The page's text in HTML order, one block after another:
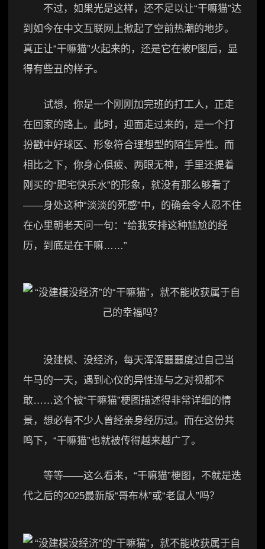
不过，如果光是这样，还不足以让“干嘛猫”达
到如今在中文互联网上掀起了空前热潮的地步。
真正让“干嘛猫”火起来的，还是它在被P图后，显
得有些丑的样子。
试想，你是一个刚刚加完班的打工人，正走
在回家的路上。此时，迎面走过来的，是一个打
扮戳中好球区、形象符合理想型的陌生异性。而
相比之下，你身心俱疲、两眼无神，手里还提着
刚买的“肥宅快乐水”的形象，就没有那么够看了
——身处这种“淡淡的死感”中，的确会令人忍不住
在心里朝老天问一句：“给我安排这种尴尬的经
历，到底是在干嘛……”
没建模、没经济，每天浑浑噩噩度过自己当
牛马的一天，遇到心仪的异性连与之对视都不
敢……这个被“干嘛猫”梗图描述得非常详细的情
景，想必有不少人曾经亲身经历过。而在这份共
鸣下，“干嘛猫”也就被传得越来越广了。
等等——这么看来，“干嘛猫”梗图，不就是迭
代之后的2025最新版“哥布林”或“老鼠人”吗？